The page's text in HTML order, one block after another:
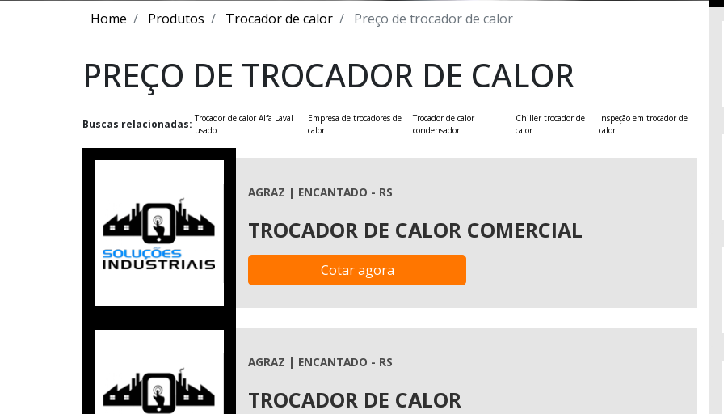
Home Produtos Trocador de calor Preço de trocador de calor
PREÇO DE TROCADOR DE CALOR
Buscas relacionadas: Trocador de calor Alfa Laval
usado
Empresa de trocadores de
calor
Trocador de calor
condensador
Chiller trocador de
calor
Inspeção em trocador de
calor
AGRAZ | ENCANTADO - RS
TROCADOR DE CALOR COMERCIAL
Cotar agora
AGRAZ | ENCANTADO - RS
TROCADOR DE CALOR